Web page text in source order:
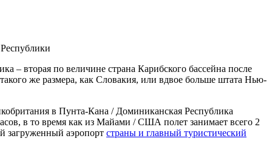
– вторая по величине страна Карибского бассейна после
же размера, как Словакия, или вдвое больше штата Нью-
в Пунта-Кана / Доминиканская Республика
в то время как из Майами / США полет занимает всего 2
загруженный аэропорт страны и главный туристический